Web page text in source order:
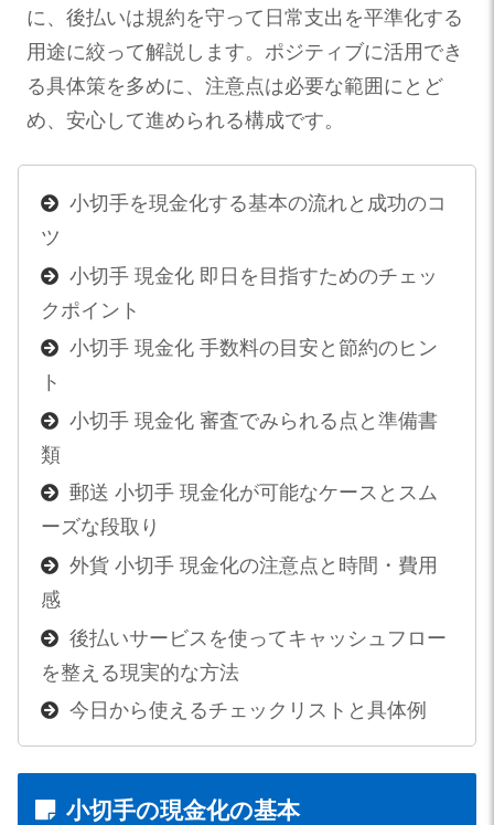
に、後払いは規約を守って日常支出を平準化する
用途に絞って解説します。ポジティブに活用でき
る具体策を多めに、注意点は必要な範囲にとど
め、安心して進められる構成です。
小切手を現金化する基本の流れと成功のコ
ツ
小切手 現金化 即日を目指すためのチェッ
クポイント
小切手 現金化 手数料の目安と節約のヒン
ト
小切手 現金化 審査でみられる点と準備書
類
郵送 小切手 現金化が可能なケースとスム
ーズな段取り
外貨 小切手 現金化の注意点と時間・費用
感
後払いサービスを使ってキャッシュフロー
を整える現実的な方法
今日から使えるチェックリストと具体例
小切手の現金化の基本